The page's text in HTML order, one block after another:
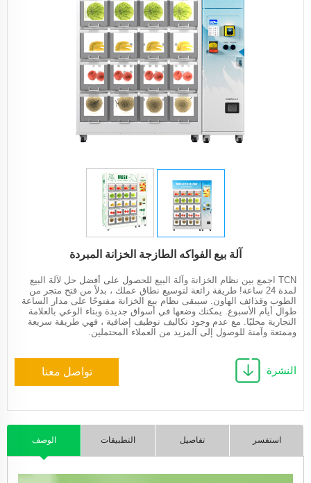
آلة بيع الفواكه الطازجة الخزانة المبردة
TCN اجمع بين نظام الخزانة وآلة البيع للحصول على أفضل حل لآلة البيع
لمدة 24 ساعة! طريقة رائعة لتوسيع نطاق عملك ، بدلاً من فتح متجر من
الطوب وقذائف الهاون. سيبقى نظام بيع الخزانة مفتوحًا على مدار الساعة
طوال أيام الأسبوع. يمكنك وضعها في أسواق جديدة وبناء الوعي بالعلامة
التجارية محليًا. مع عدم وجود تكاليف توظيف إضافية ، فهي طريقة سريعة
وممتعة وآمنة للوصول إلى المزيد من العملاء المحتملين.
تواصل معنا النشرة
الوصف التطبيقات تفاصيل استفسر